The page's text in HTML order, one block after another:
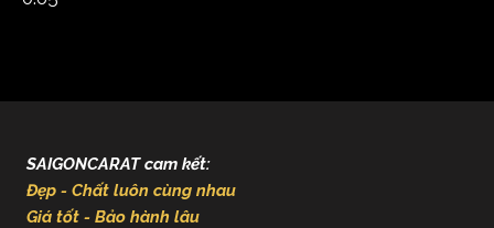
SAIGONCARAT cam kết:
Đẹp - Chất luôn cùng nhau
Giá tốt - Bảo hành lâu